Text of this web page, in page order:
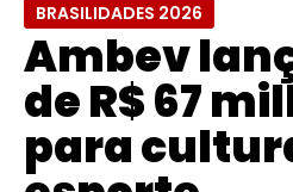
BRASILIDADES 2026
Ambev
de R$ 67
para